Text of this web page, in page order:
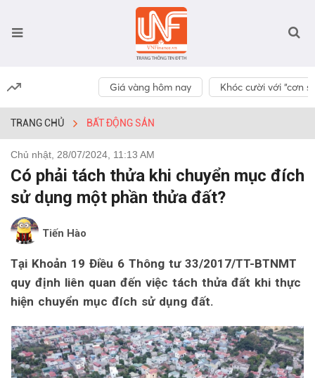
Giá vàng hôm nay Khóc cười với “cơn
TRANG CHỦ BẤT ĐỘNG SẢN
Chủ nhật, 28/07/2024, 11:13 AM
Có phải tách thửa khi chuyển mục đích
sử dụng một phần thửa đất?
Tiến Hào
Tại Khoản 19 Điều 6 Thông tư 33/2017/TT-BTNMT
quy định liên quan đến việc tách thửa đất khi thực
hiện chuyển mục đích sử dụng đất.